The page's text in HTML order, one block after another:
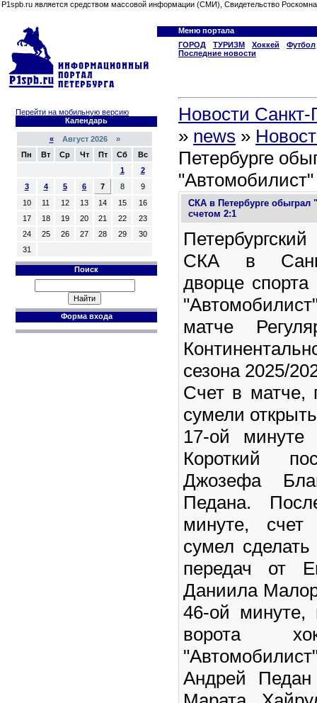
P1spb.ru является средством массовой информации (СМИ), Свидетельство
Меню портала
ГОРОД
ТУРИЗМ Хоккей
Футбол
Последние новости
Перейти на мобильную версию
Календарь
«Август 2026 »
Пн
Вт Ср Чт Пт Сб
Вс
1
2
3
4 5 6 7 8
9
10
11 12 13 14 15
16
17
18 19 20 21 22
23
24
25 26 27 28 29
30
31
Поиск
Форма входа
Новости Санкт-
» news »
Петербурге
СКА в Петербурге обыграл
счетом 2:1
СКА в
дворце
матче
сезона 2025/
Счет в матче,
сумели
17-ой минуте
Короткий
Джозефа
Педана.
минуте,
сумел
передач от
Даниила
46-ой
ворота
Андрей